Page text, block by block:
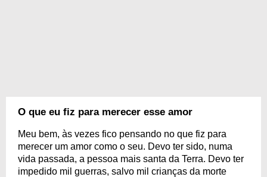
O que eu fiz para merecer esse amor
Meu bem, às vezes fico pensando no que fiz para
merecer um amor como o seu. Devo ter sido, numa
vida passada, a pessoa mais santa da Terra. Devo ter
impedido mil guerras, salvo mil crianças da morte